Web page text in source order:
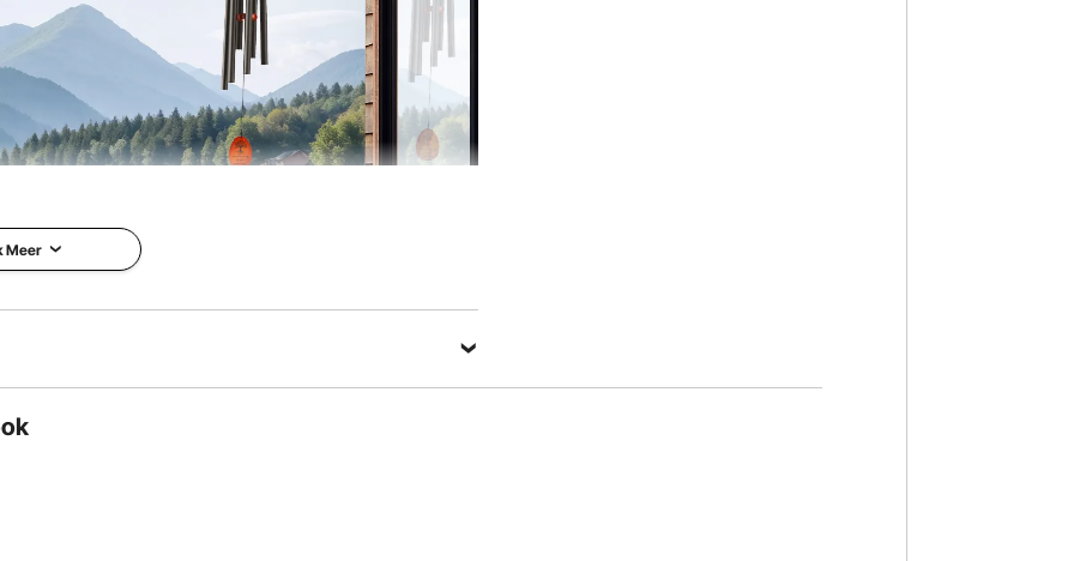
voor tuin, balkon, terras en woondecoratie.
Meer